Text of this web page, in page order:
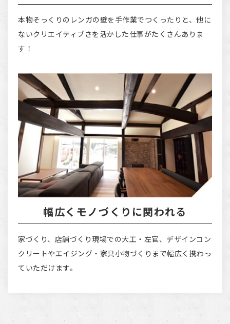
本物そっくりのレンガの壁を手作業でつくったりと、他に
ないクリエイティブさを活かした仕事がたくさんありま
す！
幅広くモノづくりに関われる
家づくり、店舗づくり現場での大工・左官、デザインコン
クリートやエイジング・家具小物づくりまで幅広く携わっ
ていただけます。